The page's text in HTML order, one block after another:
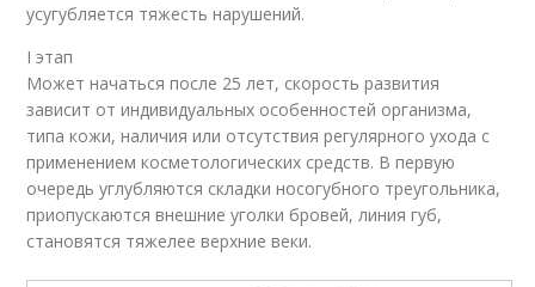
усугубляется тяжесть нарушений.
I этап
Может начаться после 25 лет, скорость развития
зависит от индивидуальных особенностей организма,
типа кожи, наличия или отсутствия регулярного ухода с
применением косметологических средств. В первую
очередь углубляются складки носогубного треугольника,
приопускаются внешние уголки бровей, линия губ,
становятся тяжелее верхние веки.